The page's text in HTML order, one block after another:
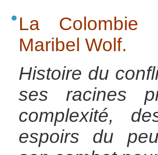
La Colombie
Maribel Wolf.
Histoire du
ses racines
complexité,
espoirs du